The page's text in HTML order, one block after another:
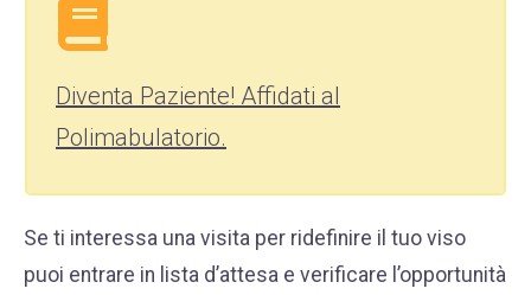
Diventa Paziente! Affidati al
Polimabulatorio.
Se ti interessa una visita per ridefinire il tuo viso
puoi entrare in lista d’attesa e verificare l’opportunità